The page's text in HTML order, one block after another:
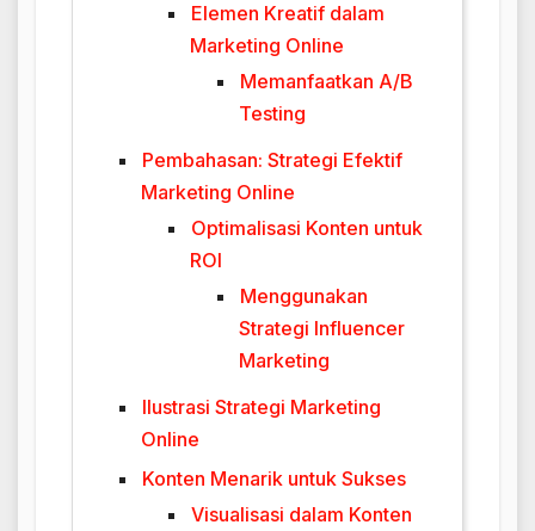
Elemen Kreatif dalam
Marketing Online
Memanfaatkan A/B
Testing
Pembahasan: Strategi Efektif
Marketing Online
Optimalisasi Konten untuk
ROI
Menggunakan
Strategi Influencer
Marketing
Ilustrasi Strategi Marketing
Online
Konten Menarik untuk Sukses
Visualisasi dalam Konten